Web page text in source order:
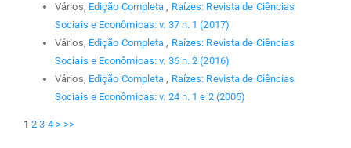
Vários, Edição Completa, Raízes: Revista de Ciências
Sociais e Econômicas: v. 37 n. 1 (2017)
Vários, Edição Completa, Raízes: Revista de Ciências
Sociais e Econômicas: v. 36 n. 2 (2016)
Vários, Edição Completa, Raízes: Revista de Ciências
Sociais e Econômicas: v. 24 n. 1 e 2 (2005)
1 2 3 4 > >>